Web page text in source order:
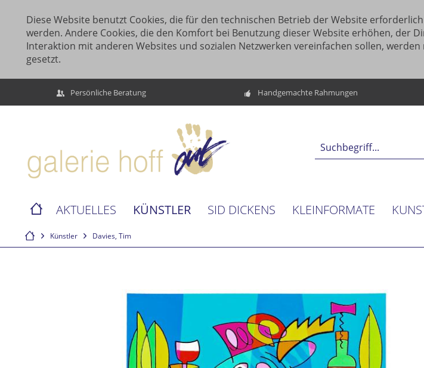
Diese Website benutzt Cookies, die für den technischen Betrieb der Website
werden. Andere Cookies, die den Komfort bei Benutzung dieser Website erhöhen, der
Interaktion mit anderen Websites und sozialen Netzwerken vereinfachen sollen,
gesetzt.
Persönliche Beratung Handgemachte Rahmungen
AKTUELLES KÜNSTLER SID DICKENS KLEINFORMATE
Künstler Davies, Tim